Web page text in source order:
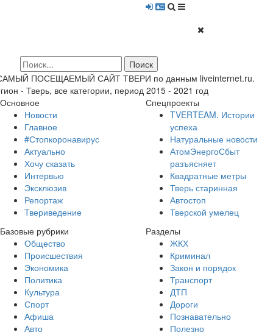
ПОСЕЩАЕМЫЙ САЙТ ТВЕРИ по данным liveinternet.ru.
- Тверь, все категории, период 2015 - 2021 год
Основное
Новости
Главное
#Стопкоронавирус
Актуально
Хочу сказать
Интервью
Эксклюзив
Репортаж
Твериведение
Спецпроекты
TVERTEAM. Истории
успеха
Натуральные новости
АтомЭнергоСбыт
разъясняет
Квадратные метры
Тверь старинная
Автостоп
Тверской умелец
Базовые рубрики
Общество
Происшествия
Экономика
Политика
Культура
Спорт
Афиша
Авто
Разделы
ЖКХ
Криминал
Закон и порядок
Транспорт
ДТП
Дороги
Познавательно
Полезно